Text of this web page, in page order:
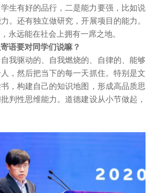
生有好的品行，二是能力要强，比如说
。还有独立做研究，开展项目的能力。
永远能在社会上拥有一席之地。
语要对同学们说嘛？
我驱动的、自我燃烧的、自律的、能够
，然后把当下的每一天抓住。特别是文
，构建自己的知识地图，形成高品质思
判性思维能力。道德建设从小节做起，